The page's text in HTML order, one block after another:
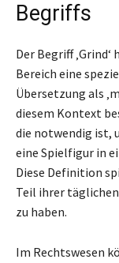
Begriffs
Der Begriff
Bereich eine
Übersetzung als
diesem Kontext
die notwendig ist,
eine Spielfigur in
Diese Definition
Teil ihrer
zu haben.
Im Rechtswesen